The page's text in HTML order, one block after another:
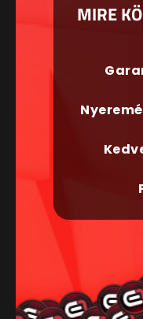
MIRE